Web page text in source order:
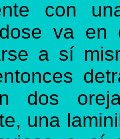
con
va en
a sí
dos
una